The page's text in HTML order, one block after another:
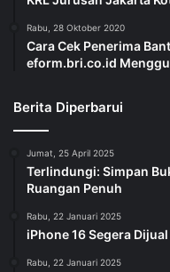
Rabu, 28 Oktober 2020
Cara Cek Penerima
eform.bri.co.id
Berita Diperbarui
Jumat, 25 April 2025
Terlindungi: Simpan
Ruangan Penuh
Rabu, 22 Januari 2025
iPhone 16 Segera
Rabu, 22 Januari 2025